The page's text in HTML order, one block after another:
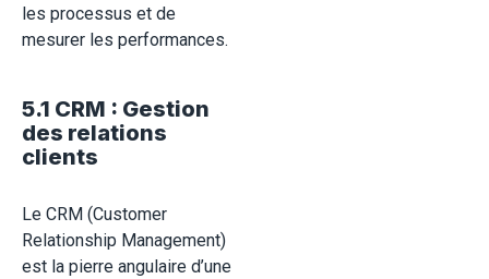
les processus et de
mesurer les performances.
5.1 CRM : Gestion
des relations
clients
Le CRM (Customer
Relationship Management)
est la pierre angulaire d’une